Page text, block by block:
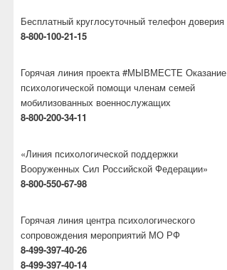
Бесплатный круглосуточный телефон доверия
8-800-100-21-15
Горячая линия проекта #МЫВМЕСТЕ Оказание
психологической помощи членам семей
мобилизованных военнослужащих
8-800-200-34-11
«Линия психологической поддержки
Вооруженных Сил Российской Федерации»
8-800-550-67-98
Горячая линия центра психологического
сопровождения мероприятий МО РФ
8-499-397-40-26
8-499-397-40-14